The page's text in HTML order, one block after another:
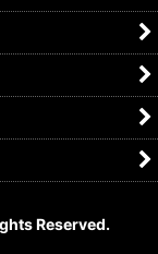
Reserved.